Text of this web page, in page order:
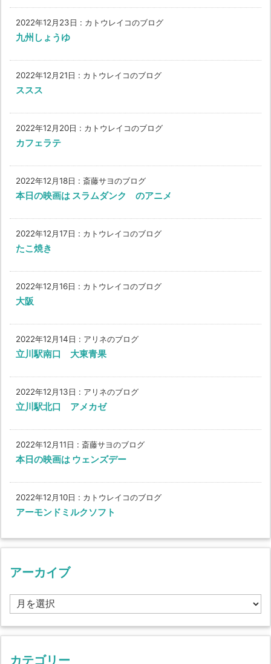
2022年12月23日 : カトウレイコのブログ
九州しょうゆ
2022年12月21日 : カトウレイコのブログ
ススス
2022年12月20日 : カトウレイコのブログ
カフェラテ
2022年12月18日 : 斎藤サヨのブログ
本日の映画は スラムダンク のアニメ
2022年12月17日 : カトウレイコのブログ
たこ焼き
2022年12月16日 : カトウレイコのブログ
大阪
2022年12月14日 : アリネのブログ
立川駅南口 大東青果
2022年12月13日 : アリネのブログ
立川駅北口 アメカゼ
2022年12月11日 : 斎藤サヨのブログ
本日の映画は ウェンズデー
2022年12月10日 : カトウレイコのブログ
アーモンドミルクソフト
アーカイブ
ア
ー
カ
イ
カテゴリー